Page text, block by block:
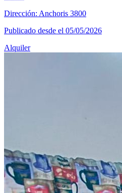
Dirección: Anchoris 3800
Publicado desde el 05/05/2026
Alquiler